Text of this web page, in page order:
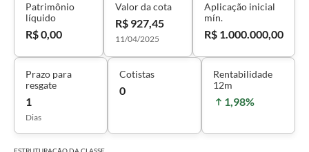
Patrimônio
líquido
R$ 0,00
Valor da cota
R$ 927,45
11/04/2025
Aplicação inicial
mín.
R$ 1.000.000,00
Prazo para
resgate
1
Dias
Cotistas
0
Rentabilidade
12m
1,98%